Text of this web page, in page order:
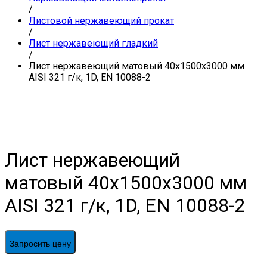
/
Листовой нержавеющий прокат
/
Лист нержавеющий гладкий
/
Лист нержавеющий матовый 40х1500х3000 мм
AISI 321 г/к, 1D, EN 10088-2
Лист нержавеющий
матовый 40х1500х3000 мм
AISI 321 г/к, 1D, EN 10088-2
Запросить цену